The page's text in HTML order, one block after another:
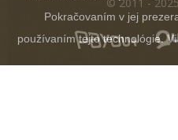
Pokračovaním v jej
používaním tejto technológie.